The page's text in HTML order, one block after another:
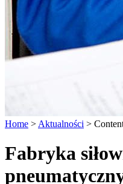
Home > Aktualności >
Fabryka